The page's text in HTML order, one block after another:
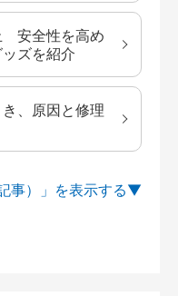
安全性を高め
ズを紹介
、原因と修理
事）」を